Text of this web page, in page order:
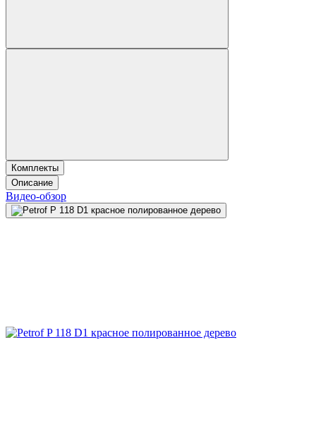
Комплекты
Описание
Видео-обзор